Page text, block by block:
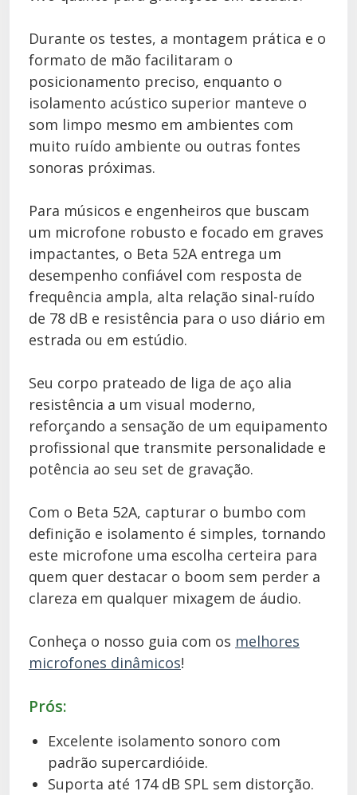
Durante os testes, a montagem prática e o
formato de mão facilitaram o
posicionamento preciso, enquanto o
isolamento acústico superior manteve o
som limpo mesmo em ambientes com
muito ruído ambiente ou outras fontes
sonoras próximas.
Para músicos e engenheiros que buscam
um microfone robusto e focado em graves
impactantes, o Beta 52A entrega um
desempenho confiável com resposta de
frequência ampla, alta relação sinal-ruído
de 78 dB e resistência para o uso diário em
estrada ou em estúdio.
Seu corpo prateado de liga de aço alia
resistência a um visual moderno,
reforçando a sensação de um equipamento
profissional que transmite personalidade e
potência ao seu set de gravação.
Com o Beta 52A, capturar o bumbo com
definição e isolamento é simples, tornando
este microfone uma escolha certeira para
quem quer destacar o boom sem perder a
clareza em qualquer mixagem de áudio.
Conheça o nosso guia com os melhores
microfones dinâmicos!
Prós:
Excelente isolamento sonoro com
padrão supercardióide.
Suporta até 174 dB SPL sem distorção.